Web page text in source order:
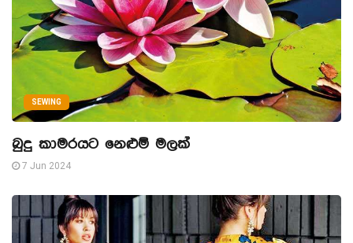
SEWING
බුදු කාමරයට නෙළුම් මලක්
7 Jun 2024